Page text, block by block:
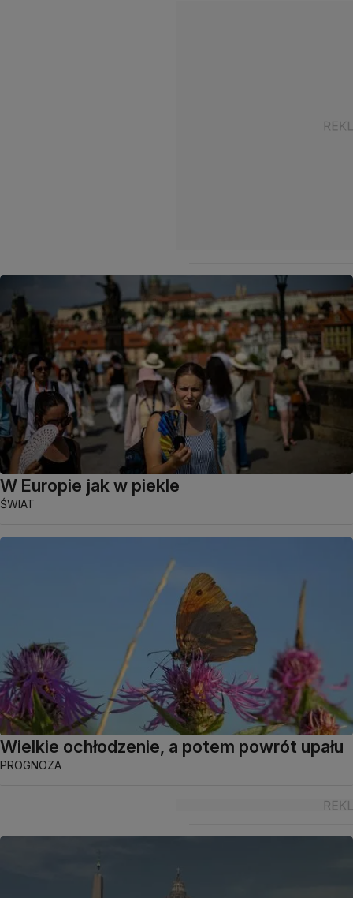
W Europie jak w piekle
ŚWIAT
Wielkie ochłodzenie, a potem powrót upału
PROGNOZA